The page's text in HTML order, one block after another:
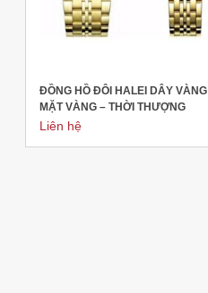
ĐỒNG HỒ ĐÔI HALEI DÂY VÀNG
MẶT VÀNG – THỜI THƯỢNG
Liên hệ